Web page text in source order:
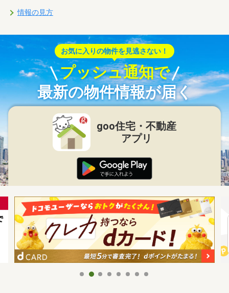
情報の見方
お気に入りの物件を見逃さない！
プッシュ通知で
最新の物件情報が届く
goo住宅・不動産
アプリ